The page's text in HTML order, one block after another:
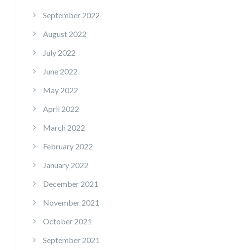
September 2022
August 2022
July 2022
June 2022
May 2022
April 2022
March 2022
February 2022
January 2022
December 2021
November 2021
October 2021
September 2021